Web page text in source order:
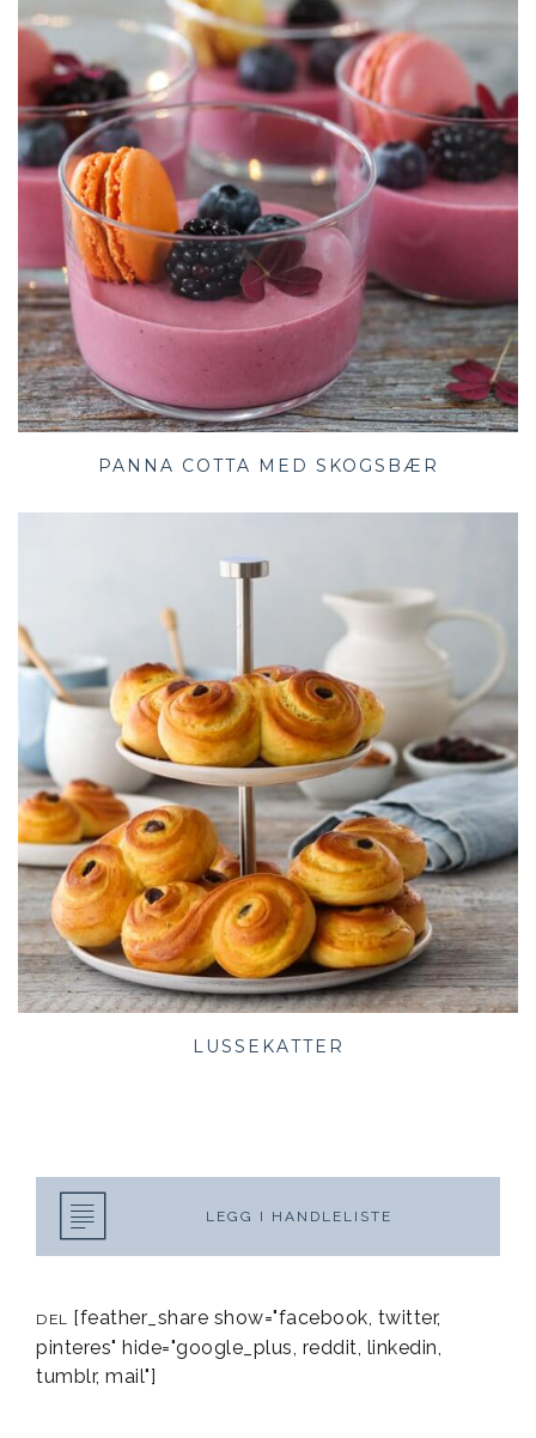
PANNA COTTA MED SKOGSBÆR
LUSSEKATTER
LEGG I HANDLELISTE
DEL [feather_share show="facebook, twitter,
pinteres" hide="google_plus, reddit, linkedin,
tumblr, mail"]